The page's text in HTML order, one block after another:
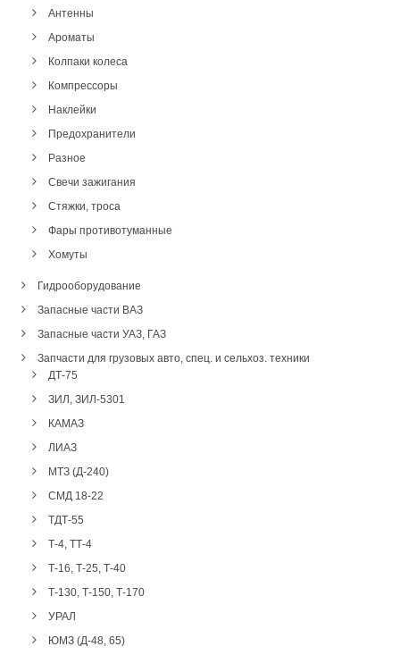
Антенны
Ароматы
Колпаки колеса
Компрессоры
Наклейки
Предохранители
Разное
Свечи зажигания
Стяжки, троса
Фары противотуманные
Хомуты
Гидрооборудование
Запасные части ВАЗ
Запасные части УАЗ, ГАЗ
Запчасти для грузовых авто, спец. и сельхоз. техники
ДТ-75
ЗИЛ, ЗИЛ-5301
КАМАЗ
ЛИАЗ
МТЗ (Д-240)
СМД 18-22
ТДТ-55
Т-4, ТТ-4
Т-16, Т-25, Т-40
Т-130, Т-150, Т-170
УРАЛ
ЮМЗ (Д-48, 65)